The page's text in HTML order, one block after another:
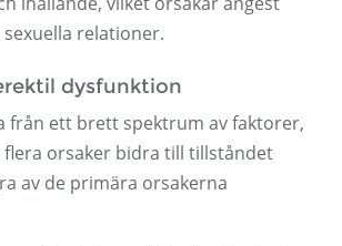
relationer.
dysfunktion
från ett brett spektrum av faktorer,
flera orsaker bidra till tillståndet
av de primära orsakerna